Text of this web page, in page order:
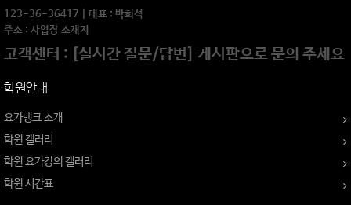
123-36-36417 | 대표 : 박희석
주소 : 사업장 소재지
고객센터 : [실시간 질문/답변] 게시판으로 문의 주세요
학원안내
요가뱅크 소개
학원 갤러리
학원 요가강의 갤러리
학원 시간표